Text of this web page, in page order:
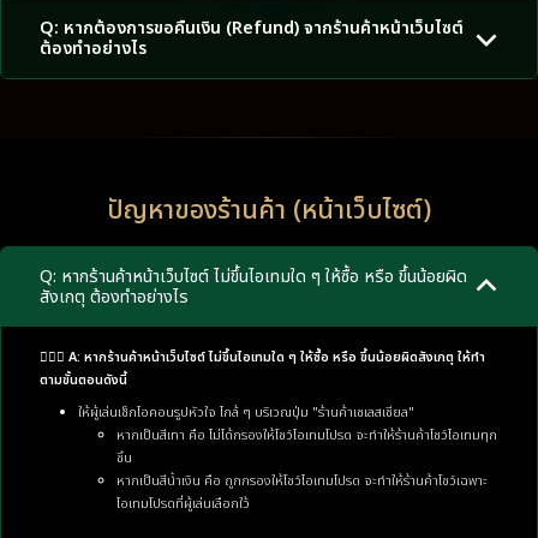
Q: หากต้องการขอคืนเงิน (Refund) จากร้านค้าหน้าเว็บไซต์
ต้องทำอย่างไร
ปัญหาของร้านค้า (หน้าเว็บไซต์)
Q: หากร้านค้าหน้าเว็บไซต์ ไม่ขึ้นไอเทมใด ๆ ให้ซื้อ หรือ ขึ้นน้อยผิด
สังเกตุ ต้องทำอย่างไร
🙋🏼‍♂️ A: หากร้านค้าหน้าเว็บไซต์ ไม่ขึ้นไอเทมใด ๆ ให้ซื้อ หรือ ขึ้นน้อยผิดสังเกตุ ให้ทำ
ตามขั้นตอนดังนี้
ให้ผู้เล่นเช็กไอคอนรูปหัวใจ ไกล้ ๆ บริเวณปุ่ม "ร้านค้าเซเลสเซียล"
หากเป็นสีเทา คือ ไม่ได้กรองให้โชว์ไอเทมโปรด จะทำให้ร้านค้าโชว์ไอเทมทุก
ชิ้น
หากเป็นสีน้ำเงิน คือ ถูกกรองให้โชว์ไอเทมโปรด จะทำให้ร้านค้าโชว์เฉพาะ
ไอเทมโปรดที่ผู้เล่นเลือกใว้